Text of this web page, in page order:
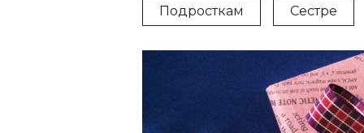
Подросткам Сестре